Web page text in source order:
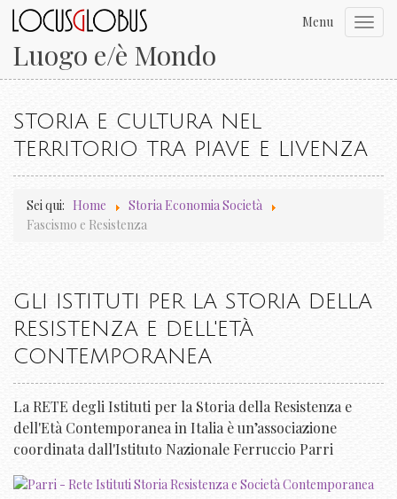
Luogo e/è Mondo
Menu
STORIA E CULTURA NEL
TERRITORIO TRA PIAVE E LIVENZA
Sei qui: Home
Storia Economia Società
Fascismo e Resistenza
GLI ISTITUTI PER LA STORIA DELLA
RESISTENZA E DELL'ETÀ
CONTEMPORANEA
La RETE degli Istituti per la Storia della Resistenza e
dell'Età Contemporanea in Italia è un’associazione
coordinata dall'Istituto Nazionale Ferruccio Parri